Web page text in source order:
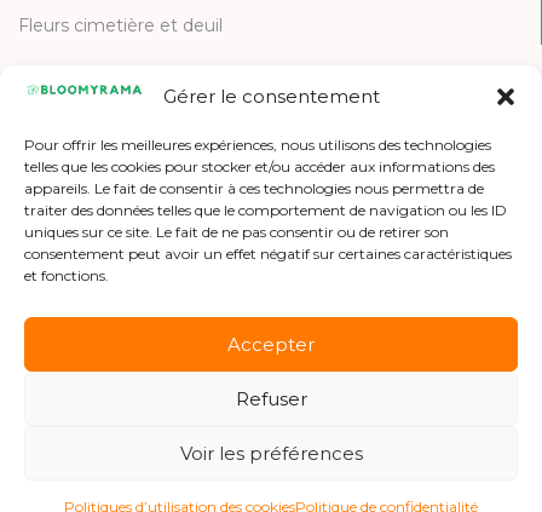
Gérer le consentement
Pour offrir les meilleures expériences, nous utilisons des technologies
telles que les cookies pour stocker et/ou accéder aux informations des
appareils. Le fait de consentir à ces technologies nous permettra de
traiter des données telles que le comportement de navigation ou les ID
uniques sur ce site. Le fait de ne pas consentir ou de retirer son
consentement peut avoir un effet négatif sur certaines caractéristiques
et fonctions.
Accepter
Refuser
Voir les préférences
Politiques d’utilisation des cookiesPolitique de confidentialité
Fleurs cimetière et deuil
Contactez-nous
Etre référencé
Offres d'emploi